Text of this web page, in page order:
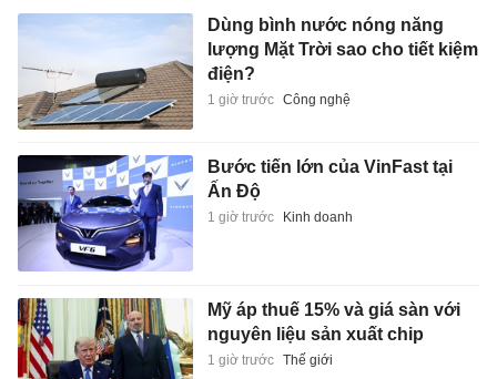
Dùng bình nước nóng năng
lượng Mặt Trời sao cho tiết kiệm
điện?
1 giờ trước Công nghệ
Bước tiến lớn của VinFast tại
Ấn Độ
1 giờ trước Kinh doanh
Mỹ áp thuế 15% và giá sàn với
nguyên liệu sản xuất chip
1 giờ trước Thế giới